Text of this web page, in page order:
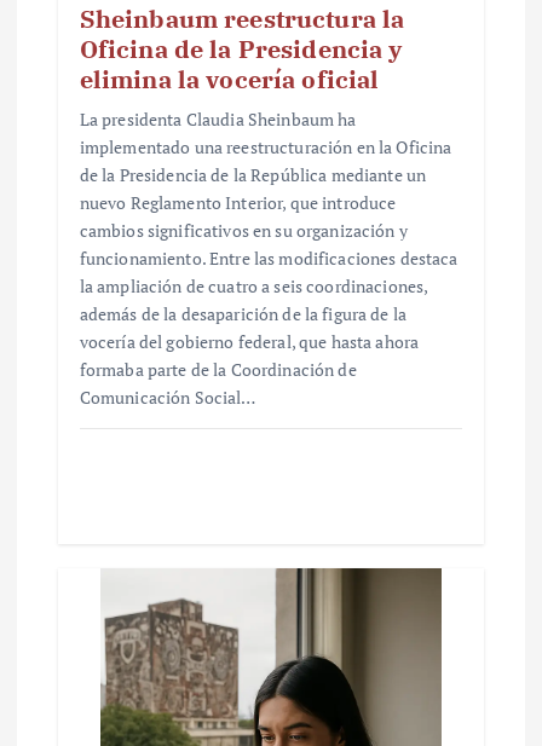
Sheinbaum reestructura la
Oficina de la Presidencia y
elimina la vocería oficial
La presidenta Claudia Sheinbaum ha
implementado una reestructuración en la Oficina
de la Presidencia de la República mediante un
nuevo Reglamento Interior, que introduce
cambios significativos en su organización y
funcionamiento. Entre las modificaciones destaca
la ampliación de cuatro a seis coordinaciones,
además de la desaparición de la figura de la
vocería del gobierno federal, que hasta ahora
formaba parte de la Coordinación de
Comunicación Social…